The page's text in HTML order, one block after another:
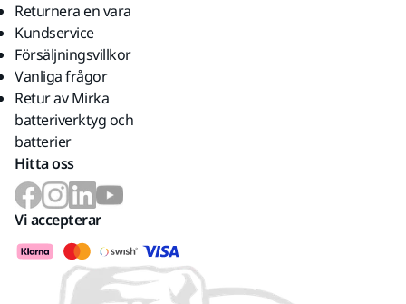
Returnera en vara
Kundservice
Försäljningsvillkor
Vanliga frågor
Retur av Mirka
batteriverktyg och
batterier
Hitta oss
Vi accepterar